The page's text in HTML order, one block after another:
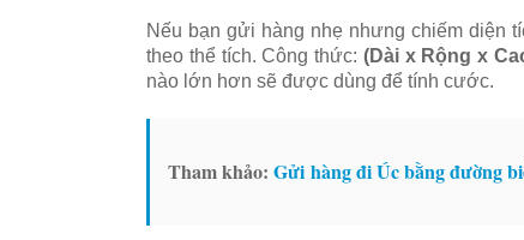
Nếu bạn gửi hàng nhẹ nhưng chiếm diện
theo thể tích. Công thức: (Dài x Rộng x
nào lớn hơn sẽ được dùng để tính cước.
Tham khảo: Gửi hàng đi Úc bằng đường